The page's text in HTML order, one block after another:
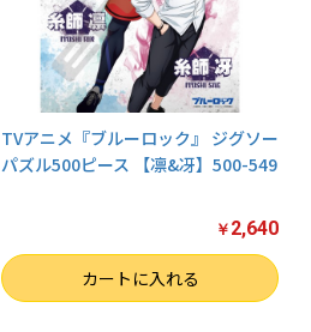
TVアニメ『ブルーロック』 ジグソー
パズル500ピース 【凛&冴】500-549
￥ 2,640
数量 カートに入れる